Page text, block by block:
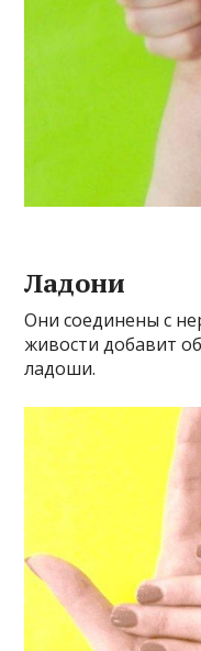
Ладони
Они соединены с
живости добавит
ладоши.